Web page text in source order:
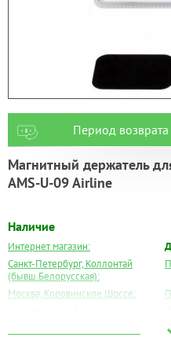
Период возврата
Магнитный держатель
AMS-U-09 Airline
Наличие
Интернет магазин:
Санкт-Петербург, Коллонтай
(бывш.Белорусская):
Москва, Коровинское Шоссе: